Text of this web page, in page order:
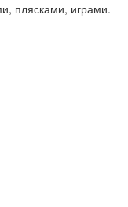
плясками, играми.